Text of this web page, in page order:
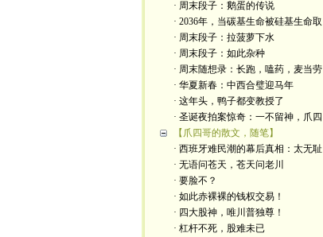
· 周末段子：鹅蛋的传说
· 2036年，当碳基生命被硅基生命取
· 周末段子：拉菠萝下水
· 周末段子：如此杂种
· 周末随想录：长跑，嗑药，麦当劳
· 华夏新春：中西合璧迎马年
· 这年头，鸭子都变教授了
· 圣诞夜拍案惊奇：一不留神，爪四
【爪四哥的散文，随笔】
· 西班牙难民潮的幕后真相：太无耻
· 无语问苍天，苍天问老川
· 要脸不？
· 如此赤裸裸的钱权交易！
· 四大股神，唯川普独尊！
· 杠杆不死，股难未已